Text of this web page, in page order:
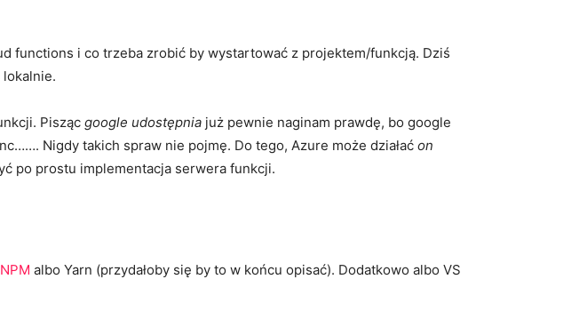
functions i co trzeba zrobić by wystartować z projektem/funkcją. Dziś
Pisząc google udostępnia już pewnie naginam prawdę, bo google
Nigdy takich spraw nie pojmę. Do tego, Azure może działać on
po prostu implementacja serwera funkcji.
NPM albo Yarn (przydałoby się by to w końcu opisać). Dodatkowo albo VS